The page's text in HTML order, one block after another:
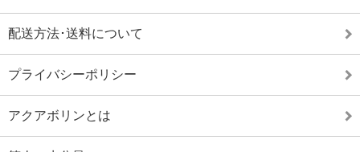
配送方法･送料について
プライバシーポリシー
アクアボリンとは